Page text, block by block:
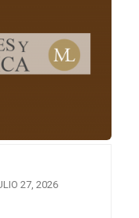
27, 2026